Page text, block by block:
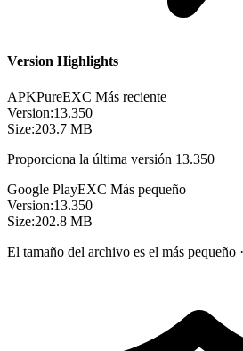
Version Highlights
APKPureEXC Más reciente
Version:13.350
Size:203.7 MB
Proporciona la última versión 13.350
Google PlayEXC Más pequeño
Version:13.350
Size:202.8 MB
El tamaño del archivo es el más pequeño